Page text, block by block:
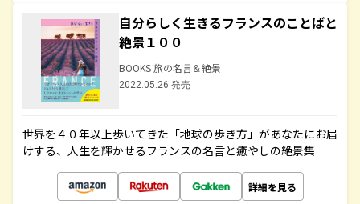
自分らしく生きるフランスのことばと
絶景１００
BOOKS 旅の名言＆絶景
2022.05.26 発売
世界を４０年以上歩いてきた「地球の歩き方」があなたにお届
けする、人生を輝かせるフランスの名言と癒やしの絶景集
詳細を見る